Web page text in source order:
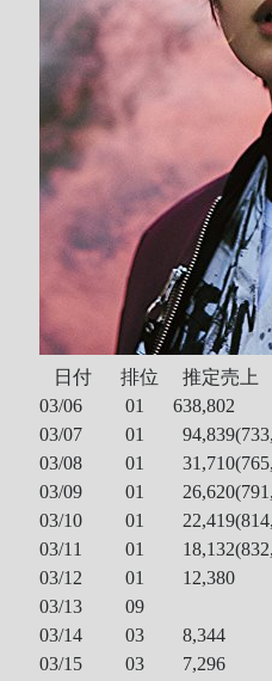
Recent Comments
Wen on
HINET 神路由
akw28888
on
HINET 神路由
伊 on
BEING 系藝人占卜
Shinodaon第53回 輝く！日本
Shiwun
ORICON オリコン
tabahiko
onORICON オリコン
版
HinaonTextcube的Nginx
GC Fans
on ZARD Request Best
ORICON RANK
Archives
Archives
日付 排位 推定売上
03/06 01 638,802
03/07 01
03/08 01
03/09 01
03/10 01
03/11 01
03/12 01 12,380
03/13 09
03/14 03 8,344
03/15 03 7,296